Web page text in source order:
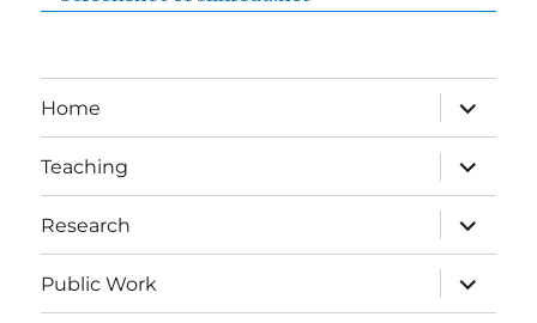
Home
expand
child
menu
Teaching
expand
child
menu
Research
expand
child
menu
Public Work
expand
child
menu